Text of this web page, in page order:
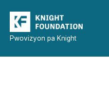
Pwovizyon pa Knight